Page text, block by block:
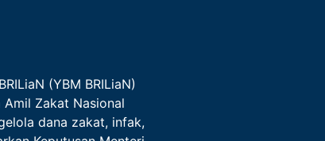
(YBM BRILiaN)
Zakat Nasional
dana zakat, infak,